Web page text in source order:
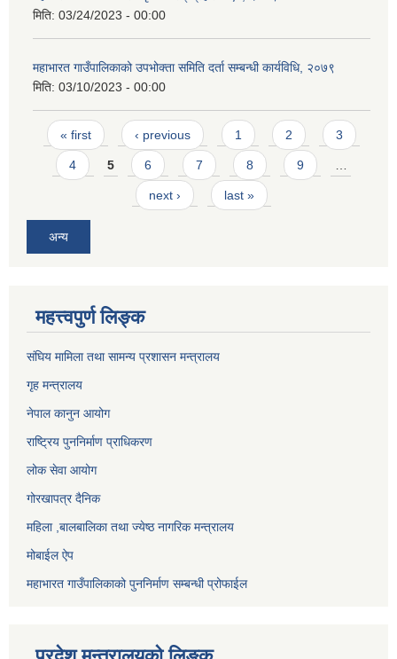
मिति: 03/24/2023 - 00:00
महाभारत गाउँपालिकाको उपभोक्ता समिति दर्ता सम्बन्धी कार्यविधि, २०७९
मिति: 03/10/2023 - 00:00
Pages
« first ‹ previous 1 2 3
4 5 6 7 8 9
next › last »
अन्य
महत्त्वपुर्ण लिङ्क
संघिय मामिला तथा सामन्य प्रशासन मन्त्रालय
गृह मन्त्रालय
नेपाल कानुन आयोग
राष्ट्रिय पुननिर्माण प्राधिकरण
लोक सेवा आयोग
गोरखापत्र दैनिक
महिला ,बालबालिका तथा ज्येष्ठ नागरिक मन्त्रालय
मोबाईल ऐप
महाभारत गाउँपालिकाको पुननिर्माण सम्बन्धी प्रोफाईल